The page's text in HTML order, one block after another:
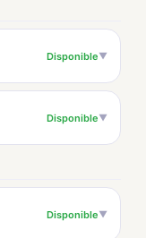
Disponible▼
Disponible▼
Disponible▼